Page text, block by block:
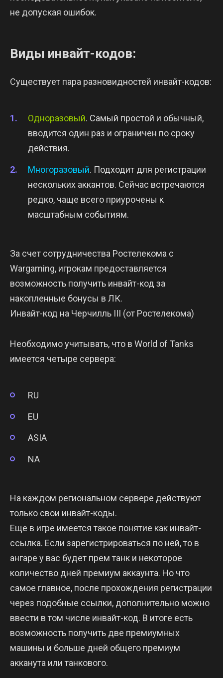
не допуская ошибок.
Виды инвайт-кодов:
Существует пара разновидностей инвайт-кодов:
Одноразовый. Самый простой и обычный,
вводится один раз и ограничен по сроку
действия.
Многоразовый. Подходит для регистрации
нескольких аккантов. Сейчас встречаются
редко, чаще всего приурочены к
масштабным событиям.
За счет сотрудничества Ростелекома с
Wargaming, игрокам предоставляется
возможность получить инвайт-код за
накопленные бонусы в ЛК.
Инвайт-код на Черчилль III (от Ростелекома)
Необходимо учитывать, что в World of Tanks
имеется четыре сервера:
RU
EU
ASIA
NA
На каждом региональном сервере действуют
только свои инвайт-коды.
Еще в игре имеется такое понятие как инвайт-
ссылка. Если зарегистрироваться по ней, то в
ангаре у вас будет прем танк и некоторое
количество дней премиум аккаунта. Но что
самое главное, после прохождения регистрации
через подобные ссылки, дополнительно можно
ввести в том числе инвайт-код. В итоге есть
возможность получить две премиумных
машины и больше дней общего премиум
акканута или танкового.